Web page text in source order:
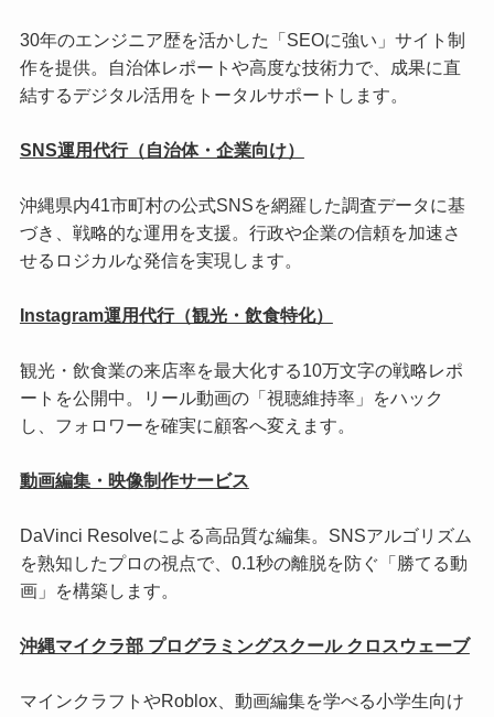
30年のエンジニア歴を活かした「SEOに強い」サイト制
作を提供。自治体レポートや高度な技術力で、成果に直
結するデジタル活用をトータルサポートします。
SNS運用代行（自治体・企業向け）
沖縄県内41市町村の公式SNSを網羅した調査データに基
づき、戦略的な運用を支援。行政や企業の信頼を加速さ
せるロジカルな発信を実現します。
Instagram運用代行（観光・飲食特化）
観光・飲食業の来店率を最大化する10万文字の戦略レポ
ートを公開中。リール動画の「視聴維持率」をハック
し、フォロワーを確実に顧客へ変えます。
動画編集・映像制作サービス
DaVinci Resolveによる高品質な編集。SNSアルゴリズム
を熟知したプロの視点で、0.1秒の離脱を防ぐ「勝てる動
画」を構築します。
沖縄マイクラ部 プログラミングスクール クロスウェーブ
マインクラフトやRoblox、動画編集を学べる小学生向け